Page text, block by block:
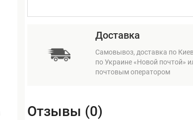
Доставка
Самовывоз, доставка по
по Украине «Новой почтой»
почтовым оператором
Отзывы (0)